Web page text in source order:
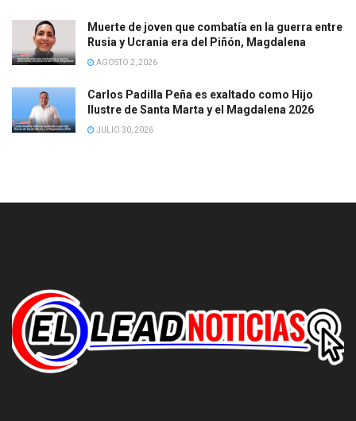
Muerte de joven que combatía en la guerra entre
Rusia y Ucrania era del Piñón, Magdalena
AGOSTO 2, 2026
Carlos Padilla Peña es exaltado como Hijo
Ilustre de Santa Marta y el Magdalena 2026
JULIO 30, 2026